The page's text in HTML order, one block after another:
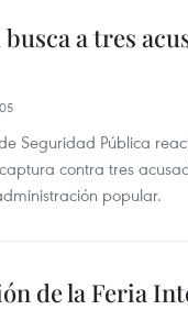
a tres
Seguridad Pública
contra tres
popular.
de la Feria